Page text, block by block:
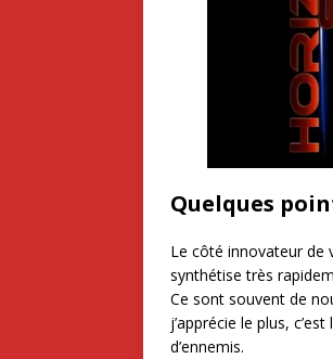
Quelques
Le côté innovateur de
synthétise très
Ce sont souvent de
j’apprécie le plus,
d’ennemis.